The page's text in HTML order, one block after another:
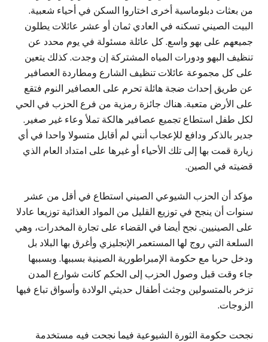
من بعثات دبلوماسية أخرى اختاروا السكن في أحياء شعبية.
البيت الصيني تسكنه في العادي ثمان أو عشر عائلات يطلون
جميعهم على بهو واسع. كل عائلة مسئولة في يوم محدد عن
تنظيف البهو ودورات المياه المشتركة إن وجدت. كذلك يتعين
على كل مجموعة عائلات تنظيف الشارع ومطاردة العصافير
عن طريق إحداث ضجة هائلة تحرم على العصافير النوم فتقع
على الأرض متعبة. هناك جائزة رمزية من فرع الحزب في الحي
لكل طفل استطاع تجميع عصافير هالكة تملأ وعاء غير صغير.
جدير بالذكر ودافع للإعجاب أنني لم أقابل متسولا واحدا في أي
زيارة قمت بها إلى تلك الأحياء أو غيرها على امتداد العام الذي
قضيته في الصين.
مؤكد أن الحزب الشيوعي الصيني استطاع في أقل من عشر
سنوات أن ينجح في توزيع القليل من المواد الغذائية توزيعا عادلا
على الصينيين. نجح أيضا في القضاء على تجارة المخدرات، وهي
السلعة التي روج لها المستعمر الإنجليزي وأغرق بها البلاد بل
ودخل حربا مع حكومة الإمبراطورية الصينية بسببها. وبسببها
جاء وقت قبل وصول الحزب إلى الحكم كانت شوارع المدن
تزخر بالمتسولين وجثث أطفال حديثي الولادة وأسواق تباع فيها
الزوجات.
نجحت حكومة الثورة الشيوعية فيما نجحت فيه مستخدمة